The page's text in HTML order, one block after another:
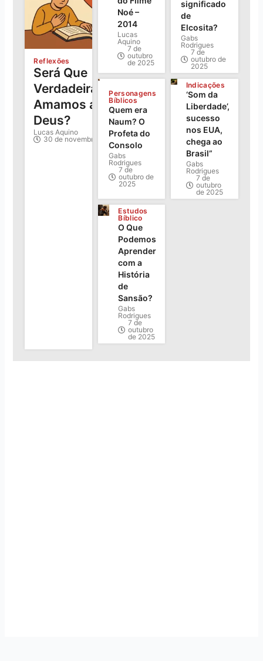
Reflexões
Será Que
Verdadeiramente
Amamos a
Deus?
Lucas Aquino
30 de novembro de 2025
Noé –
2014
Lucas
Aquino
7 de
outubro
de 2025
significado
de
Elcosita?
Gabs
Rodrigues
7 de
outubro de
2025
Personagens
Bíblicos
Quem era
Naum? O
Profeta do
Consolo
Gabs
Rodrigues
7 de
outubro de
2025
Indicações
‘Som da
Liberdade’,
sucesso
nos EUA,
chega ao
Brasil”
Gabs
Rodrigues
7 de
outubro
de 2025
Estudos
Bíblico
O Que
Podemos
Aprender
com a
História
de
Sansão?
Gabs
Rodrigues
7 de
outubro
de 2025